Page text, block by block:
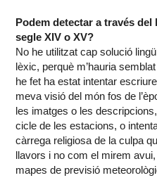
Podem detectar a través del
segle XIV o XV?
No he utilitzat cap solució
lèxic, perquè m’hauria
he fet ha estat intentar
meva visió del món fos de
les imatges o les
cicle de les estacions, o
càrrega religiosa de la culpa
llavors i no com el mirem
mapes de previsió